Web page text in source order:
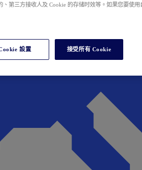
、第三方接收人及 Cookie 的存储时效等。如果您要使
設置 接受所有 Cookie